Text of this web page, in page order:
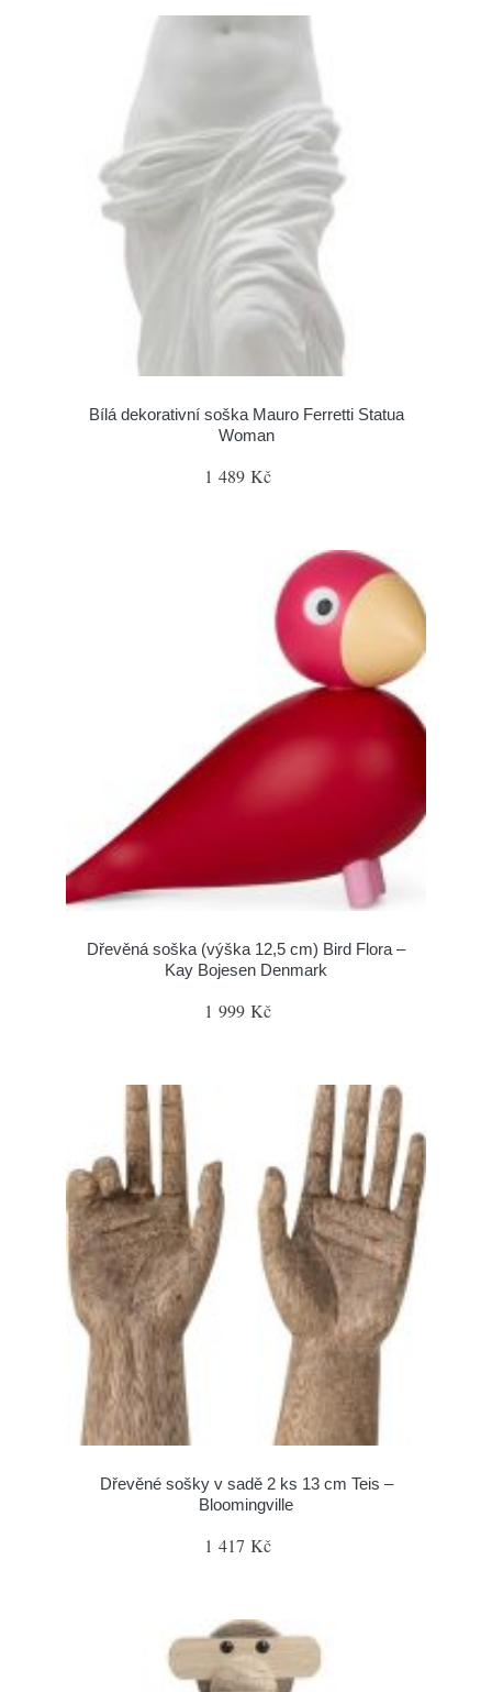
Bílá dekorativní soška Mauro Ferretti Statua
Woman
1 489 Kč
Dřevěná soška (výška 12,5 cm) Bird Flora –
Kay Bojesen Denmark
1 999 Kč
Dřevěné sošky v sadě 2 ks 13 cm Teis –
Bloomingville
1 417 Kč